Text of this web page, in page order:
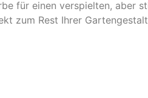
für einen verspielten, aber
zum Rest Ihrer